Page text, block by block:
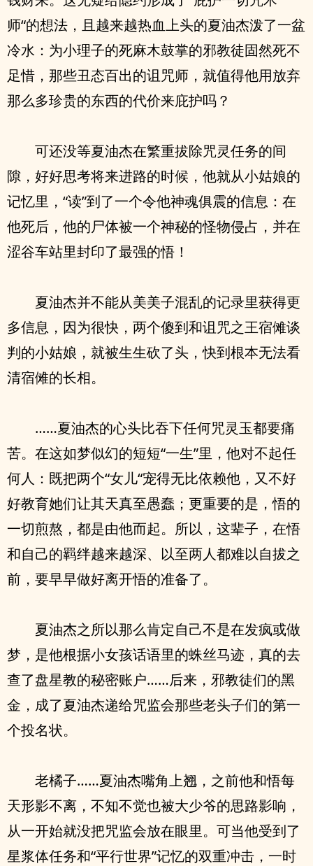
师“的想法，且越来越热血上头的夏油杰泼了一盆
冷水：为小理子的死麻木鼓掌的邪教徒固然死不
足惜，那些丑态百出的诅咒师，就值得他用放弃
那么多珍贵的东西的代价来庇护吗？
可还没等夏油杰在繁重拔除咒灵任务的间
隙，好好思考将来进路的时候，他就从小姑娘的
记忆里，“读”到了一个令他神魂俱震的信息：在
他死后，他的尸体被一个神秘的怪物侵占，并在
涩谷车站里封印了最强的悟！
夏油杰并不能从美美子混乱的记录里获得更
多信息，因为很快，两个傻到和诅咒之王宿傩谈
判的小姑娘，就被生生砍了头，快到根本无法看
清宿傩的长相。
……夏油杰的心头比吞下任何咒灵玉都要痛
苦。在这如梦似幻的短短“一生”里，他对不起任
何人：既把两个“女儿“宠得无比依赖他，又不好
好教育她们让其天真至愚蠢；更重要的是，悟的
一切煎熬，都是由他而起。所以，这辈子，在悟
和自己的羁绊越来越深、以至两人都难以自拔之
前，要早早做好离开悟的准备了。
夏油杰之所以那么肯定自己不是在发疯或做
梦，是他根据小女孩话语里的蛛丝马迹，真的去
查了盘星教的秘密账户……后来，邪教徒们的黑
金，成了夏油杰递给咒监会那些老头子们的第一
个投名状。
老橘子……夏油杰嘴角上翘，之前他和悟每
天形影不离，不知不觉也被大少爷的思路影响，
从一开始就没把咒监会放在眼里。可当他受到了
星浆体任务和“平行世界”记忆的双重冲击，一时